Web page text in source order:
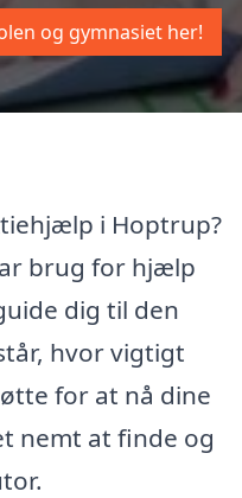
og gymnasiet her!
i Hoptrup?
brug for hjælp
dig til den
hvor vigtigt
for at nå dine
nemt at finde og